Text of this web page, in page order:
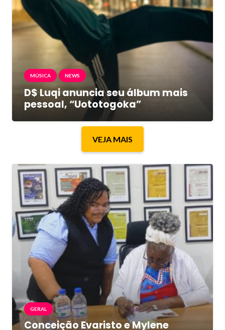
MÚSICA NEWS
D$ Luqi anuncia seu álbum mais
pessoal, “Uototogoka”
VEJA MAIS
GERAL
Conceição Evaristo e Mylene